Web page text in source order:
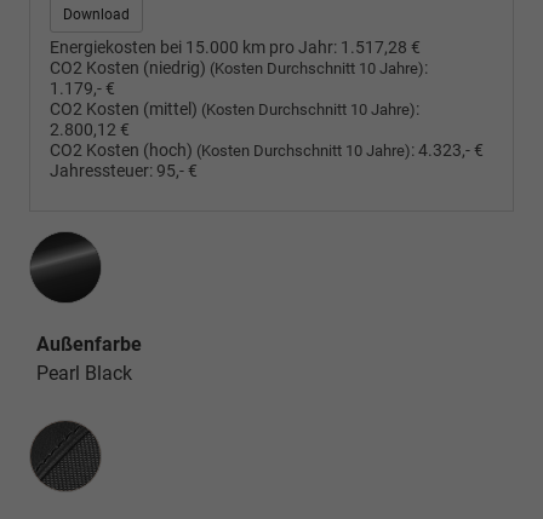
Download
Energiekosten bei 15.000 km pro Jahr: 1.517,28 €
CO2 Kosten (niedrig) (Kosten Durchschnitt 10 Jahre):
1.179,- €
CO2 Kosten (mittel) (Kosten Durchschnitt 10 Jahre):
2.800,12 €
CO2 Kosten (hoch) (Kosten Durchschnitt 10 Jahre):4.323,- €
Jahressteuer: 95,- €
Außenfarbe
Pearl Black
Innenausstattung